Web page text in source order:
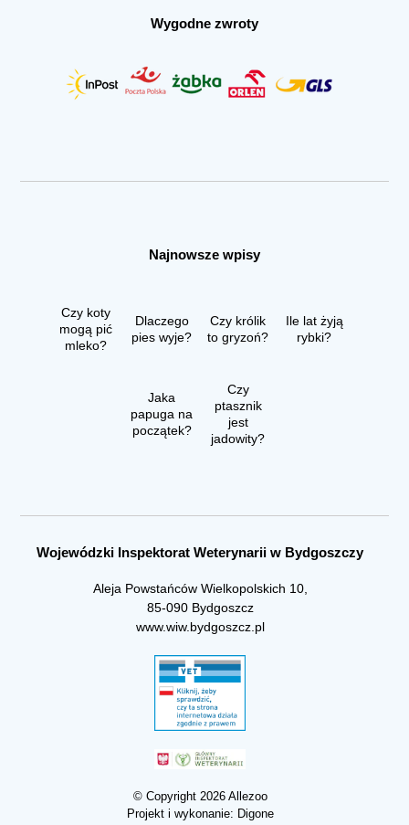
Wygodne zwroty
Najnowsze wpisy
Czy koty
mogą pić
mleko?
Dlaczego
pies wyje?
Czy królik
to gryzoń?
Ile lat żyją
rybki?
Jaka
papuga na
początek?
Czy
ptasznik
jest
jadowity?
Wojewódzki Inspektorat Weterynarii w Bydgoszczy
Aleja Powstańców Wielkopolskich 10,
85-090 Bydgoszcz
www.wiw.bydgoszcz.pl
© Copyright 2026 Allezoo
Projekt i wykonanie: Digone